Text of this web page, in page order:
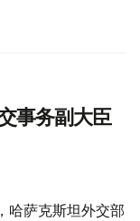
事务副大臣
哈萨克斯坦外交部